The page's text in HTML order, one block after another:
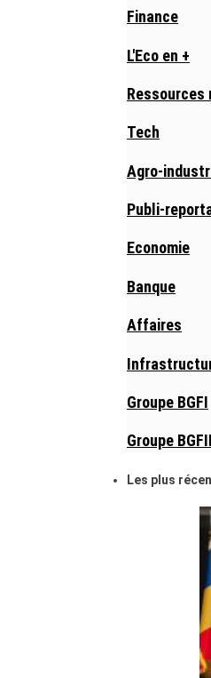
Finance
L'Eco en +
Ressources
Tech
Agro-
Publi-
Economie
Banque
Affaires
Groupe BGFI
Groupe
Les plus